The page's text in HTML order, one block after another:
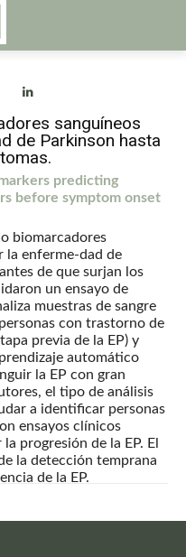
sanguíneos
de Parkinson hasta
predicting
before symptom onset
biomarcadores
la enferme-dad de
de que surjan los
un ensayo de
muestras de sangre
con trastorno de
previa de la EP) y
automático
la EP con gran
el tipo de análisis
a identificar personas
ensayos clínicos
progresión de la EP. El
la detección temprana
de la EP.